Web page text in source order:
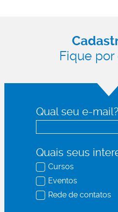
Fique por
Qual seu e-mail?
Quais seus
Cursos
Eventos
Rede de contatos